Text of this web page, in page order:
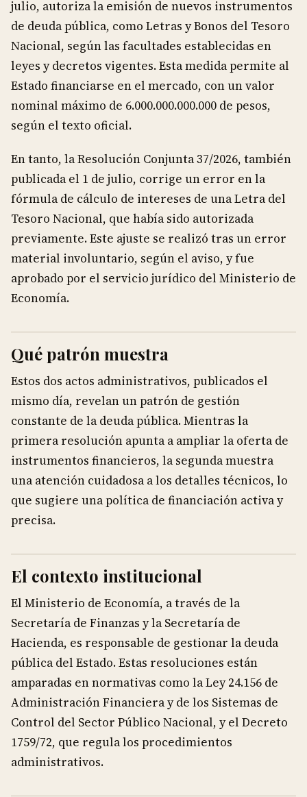
julio, autoriza la emisión de nuevos instrumentos
de deuda pública, como Letras y Bonos del Tesoro
Nacional, según las facultades establecidas en
leyes y decretos vigentes. Esta medida permite al
Estado financiarse en el mercado, con un valor
nominal máximo de 6.000.000.000.000 de pesos,
según el texto oficial.
En tanto, la Resolución Conjunta 37/2026, también
publicada el 1 de julio, corrige un error en la
fórmula de cálculo de intereses de una Letra del
Tesoro Nacional, que había sido autorizada
previamente. Este ajuste se realizó tras un error
material involuntario, según el aviso, y fue
aprobado por el servicio jurídico del Ministerio de
Economía.
Qué patrón muestra
Estos dos actos administrativos, publicados el
mismo día, revelan un patrón de gestión
constante de la deuda pública. Mientras la
primera resolución apunta a ampliar la oferta de
instrumentos financieros, la segunda muestra
una atención cuidadosa a los detalles técnicos, lo
que sugiere una política de financiación activa y
precisa.
El contexto institucional
El Ministerio de Economía, a través de la
Secretaría de Finanzas y la Secretaría de
Hacienda, es responsable de gestionar la deuda
pública del Estado. Estas resoluciones están
amparadas en normativas como la Ley 24.156 de
Administración Financiera y de los Sistemas de
Control del Sector Público Nacional, y el Decreto
1759/72, que regula los procedimientos
administrativos.